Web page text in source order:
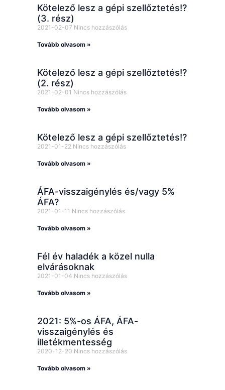
Kötelező lesz a gépi szellőztetés!?
(3. rész)
2021-02-07 Nincs hozzászólás
Tovább olvasom »
Kötelező lesz a gépi szellőztetés!?
(2. rész)
2021-02-01 Nincs hozzászólás
Tovább olvasom »
Kötelező lesz a gépi szellőztetés!?
2021-01-22 Nincs hozzászólás
Tovább olvasom »
ÁFA-visszaigénylés és/vagy 5%
ÁFA?
2021-01-11 Nincs hozzászólás
Tovább olvasom »
Fél év haladék a közel nulla
elvárásoknak
2021-01-04 Nincs hozzászólás
Tovább olvasom »
2021: 5%-os ÁFA, ÁFA-
visszaigénylés és
illetékmentesség
2020-12-20 Nincs hozzászólás
Tovább olvasom »